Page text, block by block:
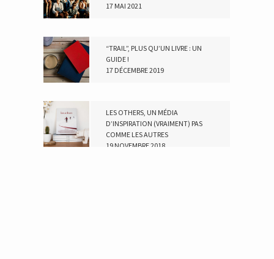
17 MAI 2021
“TRAIL”, PLUS QU’UN LIVRE : UN
GUIDE !
17 DÉCEMBRE 2019
LES OTHERS, UN MÉDIA
D’INSPIRATION (VRAIMENT) PAS
COMME LES AUTRES
19 NOVEMBRE 2018